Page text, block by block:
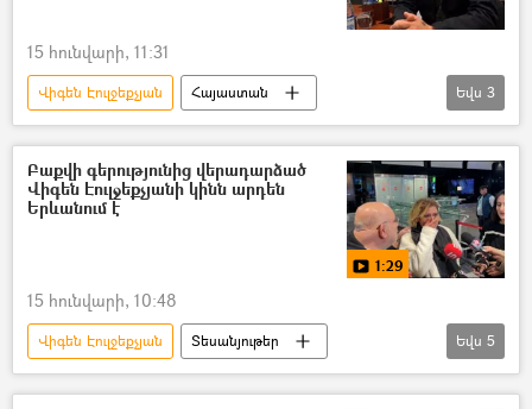
15 հունվարի, 11:31
Վիգեն Էուլջեքչյան
Հայաստան
Ադրբեջան
Հայկ Սարգսյան գերի
Եվս 3
Բաքվի գերությունից վերադարձած
Վիգեն Էուլջեքչյանի կինն արդեն
Երևանում է
1:29
15 հունվարի, 10:48
Վիգեն Էուլջեքչյան
Տեսանյութեր
տեսանյութ
Բաքու
գերի
Եվս 5